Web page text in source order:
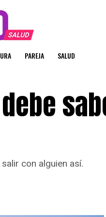
PAREJA SALUD
con alguien así.